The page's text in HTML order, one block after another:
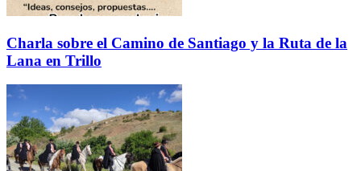
Charla sobre el Camino de Santiago y la Ruta de la
Lana en Trillo